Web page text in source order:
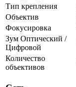
Тип крепления
Объектив
Фокусировка
Зум Оптический /
Цифровой
Количество
объективов